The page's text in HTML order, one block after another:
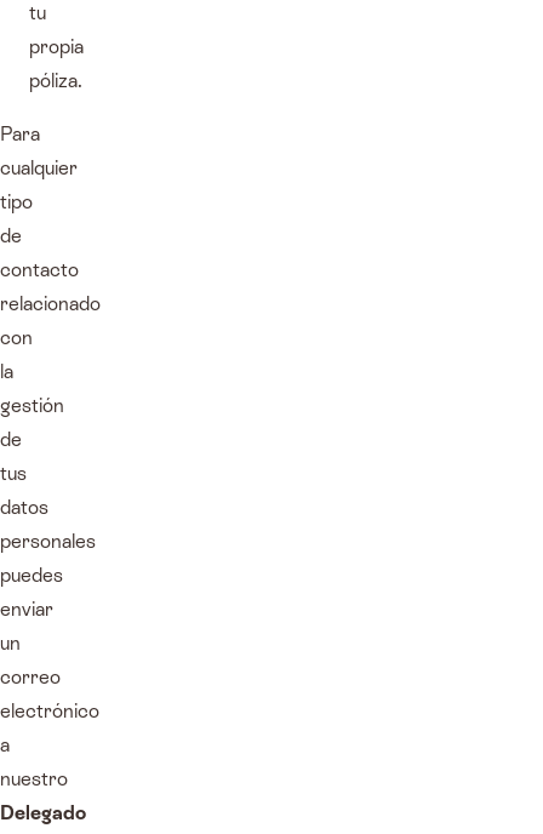
tu
propia
póliza.
Para
cualquier
tipo
de
contacto
relacionado
con
la
gestión
de
tus
datos
personales
puedes
enviar
un
correo
electrónico
a
nuestro
Delegado